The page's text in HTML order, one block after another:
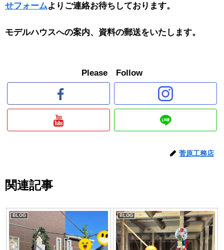
せフォームよりご連絡お待ちしております。
モデルハウスへの案内、資料の郵送をいたします。
Please Follow
菅原工務店
関連記事
BLOG BLOG